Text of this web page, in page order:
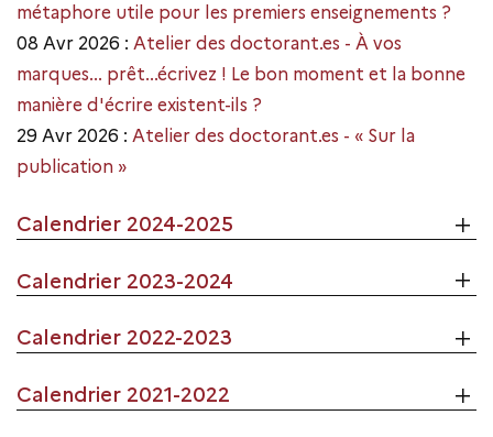
métaphore utile pour les premiers enseignements ?
08 Avr 2026 : Atelier des doctorant.es - À vos
marques... prêt...écrivez ! Le bon moment et la bonne
manière d'écrire existent-ils ?
29 Avr 2026 : Atelier des doctorant.es - « Sur la
publication »
Calendrier 2024-2025
Calendrier 2023-2024
Calendrier 2022-2023
Calendrier 2021-2022